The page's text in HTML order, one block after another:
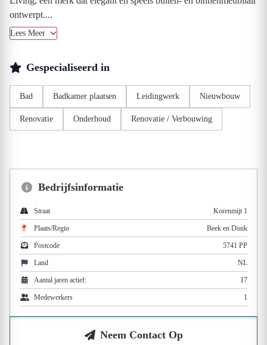
ontwerpt....
Lees Meer
Gespecialiseerd in
Bad Badkamer plaatsen Leidingwerk Nieuwbouw
Renovatie Onderhoud Renovatie / Verbouwing
Bedrijfsinformatie
Straat Korenmijt 1
Plaats/Regio Beek en Donk
Postcode 5741 PP
Land NL
Aantal jaren actief: 17
Medewerkers 1
Neem Contact Op